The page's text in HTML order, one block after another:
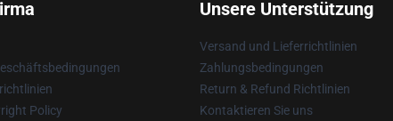
Policy
Unsere Unterstützung
Versand und Lieferrichtlinien
Zahlungsbedingungen
Return & Refund Richtlinien
Kontaktieren Sie uns